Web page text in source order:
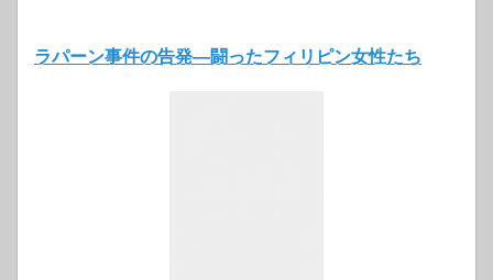
ラパーン事件の告発―闘ったフィリピン女性たち